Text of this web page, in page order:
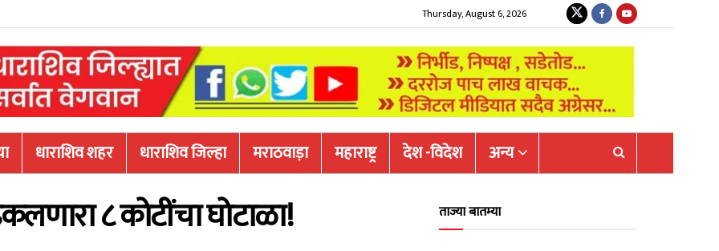
Thursday, August 6, 2026
धाराशिव शहर धाराशिव जिल्हा मराठवाड़ा महाराष्ट्र देश -विदेश अन्य
८ कोटींचा घोटाळा! ताज्या बातम्या